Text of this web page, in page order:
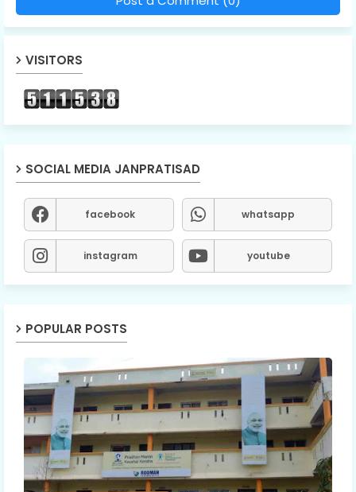
VISITORS
SOCIAL MEDIA JANPRATISAD
facebook whatsapp
instagram youtube
POPULAR POSTS